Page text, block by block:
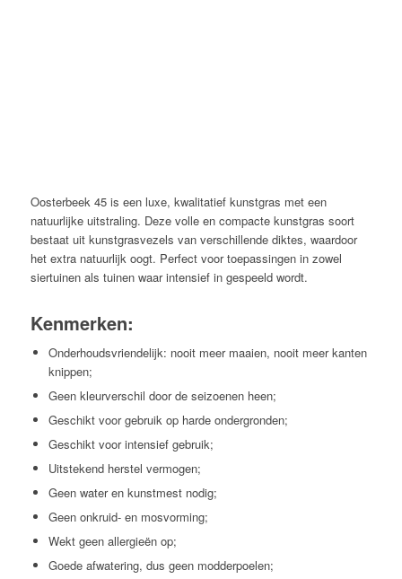
Oosterbeek 45 is een luxe, kwalitatief kunstgras met een
natuurlijke uitstraling. Deze volle en compacte kunstgras soort
bestaat uit kunstgrasvezels van verschillende diktes, waardoor
het extra natuurlijk oogt. Perfect voor toepassingen in zowel
siertuinen als tuinen waar intensief in gespeeld wordt.
Kenmerken:
Onderhoudsvriendelijk: nooit meer maaien, nooit meer kanten
knippen;
Geen kleurverschil door de seizoenen heen;
Geschikt voor gebruik op harde ondergronden;
Geschikt voor intensief gebruik;
Uitstekend herstel vermogen;
Geen water en kunstmest nodig;
Geen onkruid- en mosvorming;
Wekt geen allergieën op;
Goede afwatering, dus geen modderpoelen;